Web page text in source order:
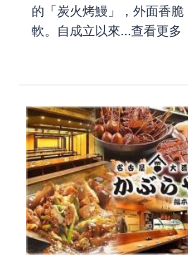
的「炭火烤鰻」，外面香
軟。自成立以來…查看更多